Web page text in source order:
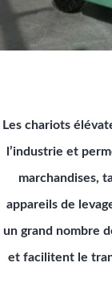
Les chariots
l’industrie et
marchandises,
appareils de
un grand nombre
et facilitent le